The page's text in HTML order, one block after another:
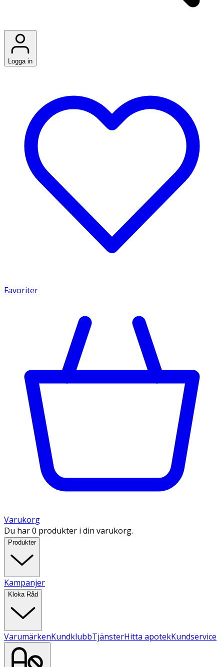
Logga in
Favoriter
Varukorg
Du har 0 produkter i din varukorg.
Produkter
Kampanjer
Kloka Råd
VarumärkenKundklubbTjänsterHitta apotekKundservice